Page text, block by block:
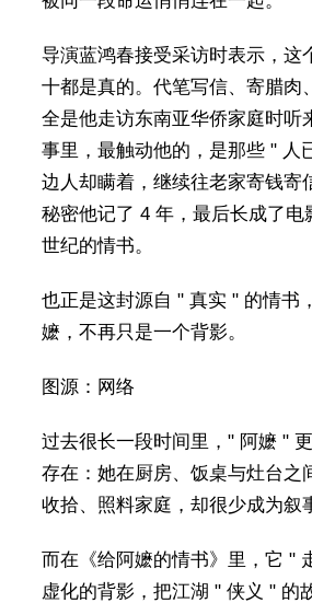
导演蓝鸿春接受采访时表示，这
十都是真的。代笔写信、寄腊肉
全是他走访东南亚华侨家庭时听
事里，最触动他的，是那些 " 人
边人却瞒着，继续往老家寄钱寄
秘密他记了 4 年，最后长成了电
世纪的情书。
也正是这封源自 " 真实 " 的情书
嬷，不再只是一个背影。
图源：网络
过去很长一段时间里，" 阿嬷 "
存在：她在厨房、饭桌与灶台之
收拾、照料家庭，却很少成为叙
而在《给阿嬷的情书》里，它 "
虚化的背影，把江湖 " 侠义 " 的